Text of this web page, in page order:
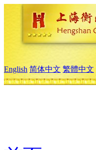
English 简体中文 繁體中文